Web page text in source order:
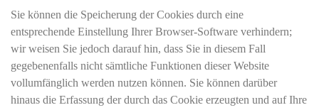
Sie können die Speicherung der Cookies durch eine
entsprechende Einstellung Ihrer Browser-Software verhindern;
wir weisen Sie jedoch darauf hin, dass Sie in diesem Fall
gegebenenfalls nicht sämtliche Funktionen dieser Website
vollumfänglich werden nutzen können. Sie können darüber
hinaus die Erfassung der durch das Cookie erzeugten und auf Ihre